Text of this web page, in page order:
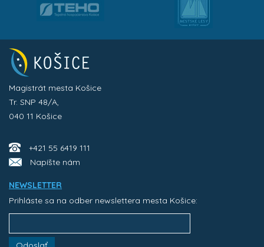
Magistrát mesta Košice
Tr. SNP 48/A,
040 11 Košice
+421 55 6419 111
Napíšte nám
NEWSLETTER
Prihláste sa na odber newslettera mesta Košice: